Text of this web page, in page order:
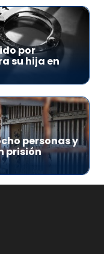
por
su hija en
personas y
prisión